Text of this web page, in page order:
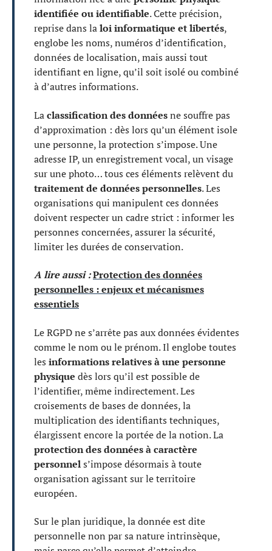
identifiée ou identifiable. Cette précision,
reprise dans laloi informatique et libertés,
englobe les noms, numéros d’identification,
données de localisation, mais aussi tout
identifiant en ligne, qu’il soit isolé ou combiné
à d’autres informations.
Laclassification des donnéesne souffre pas
d’approximation : dès lors qu’un élément isole
une personne, la protection s’impose. Une
adresse IP, un enregistrement vocal, un visage
sur une photo… tous ces éléments relèvent du
traitement de données personnelles. Les
organisations qui manipulent ces données
doivent respecter un cadre strict : informer les
personnes concernées, assurer la sécurité,
limiter les durées de conservation.
A lire aussi :Protection des données
personnelles : enjeux et mécanismes
essentiels
Le RGPD ne s’arrête pas aux données évidentes
comme le nom ou le prénom. Il englobe toutes
les informations relatives à une personne
physique dès lors qu’il est possible de
l’identifier, même indirectement. Les
croisements de bases de données, la
multiplication des identifiants techniques,
élargissent encore la portée de la notion. La
protection des données à caractère
personnels’impose désormais à toute
organisation agissant sur le territoire
européen.
Sur le plan juridique, la donnée est dite
personnelle non par sa nature intrinsèque,